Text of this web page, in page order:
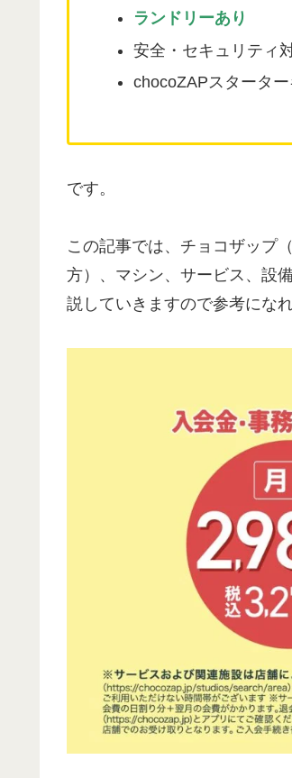
ランドリーあり
安全・セキュリティ
chocoZAPスタータ
です。
この記事では、チョコザップ
方）、マシン、サービス、設
説していきますので参考にな